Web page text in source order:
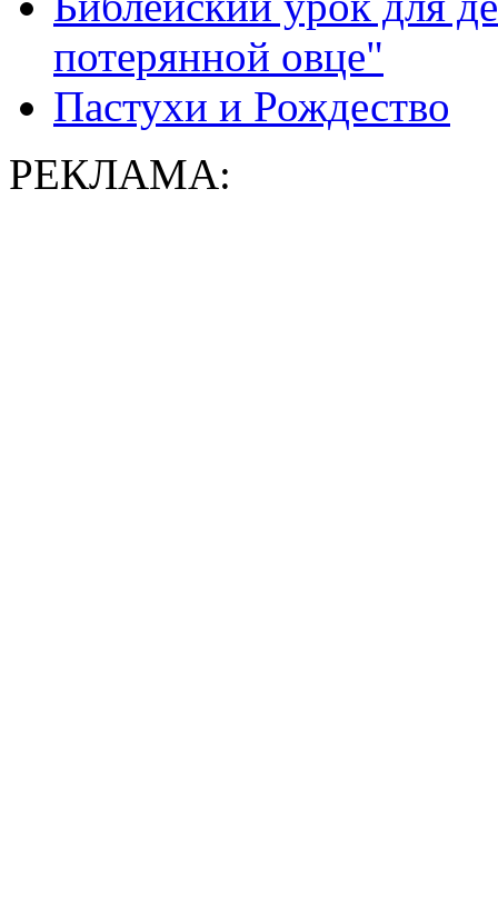
потерянной овце"
Пастухи и Рождество
РЕКЛАМА: